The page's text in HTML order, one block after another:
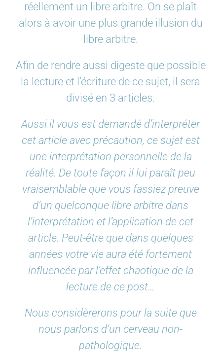
réellement un libre arbitre. On se plaît
alors à avoir une plus grande illusion du
libre arbitre.
Afin de rendre aussi digeste que possible
la lecture et l’écriture de ce sujet, il sera
divisé en 3 articles.
Aussi il vous est demandé d’interpréter
cet article avec précaution, ce sujet est
une interprétation personnelle de la
réalité. De toute façon il lui paraît peu
vraisemblable que vous fassiez preuve
d’un quelconque libre arbitre dans
l’interprétation et l’application de cet
article. Peut-être que dans quelques
années votre vie aura été fortement
influencée par l’effet chaotique de la
lecture de ce post…
Nous considèrerons pour la suite que
nous parlons d’un cerveau non-
pathologique.